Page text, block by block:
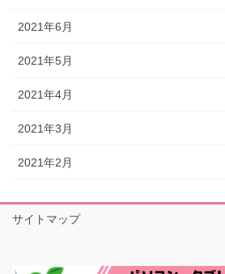
2021年6月
2021年5月
2021年4月
2021年3月
2021年2月
サイトマップ